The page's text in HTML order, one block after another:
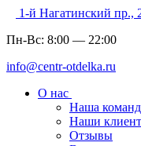
1-й Нагатинский пр.,
Пн-Вс: 8:00 — 22:00
info@centr-otdelka.ru
О нас
Наша
Наши
Отзывы